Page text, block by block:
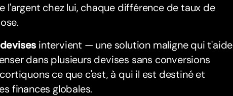
l'argent chez lui, chaque différence de taux de
intervient — une solution maligne qui t'aide
dans plusieurs devises sans conversions
ce que c'est, à qui il est destiné et
finances globales.